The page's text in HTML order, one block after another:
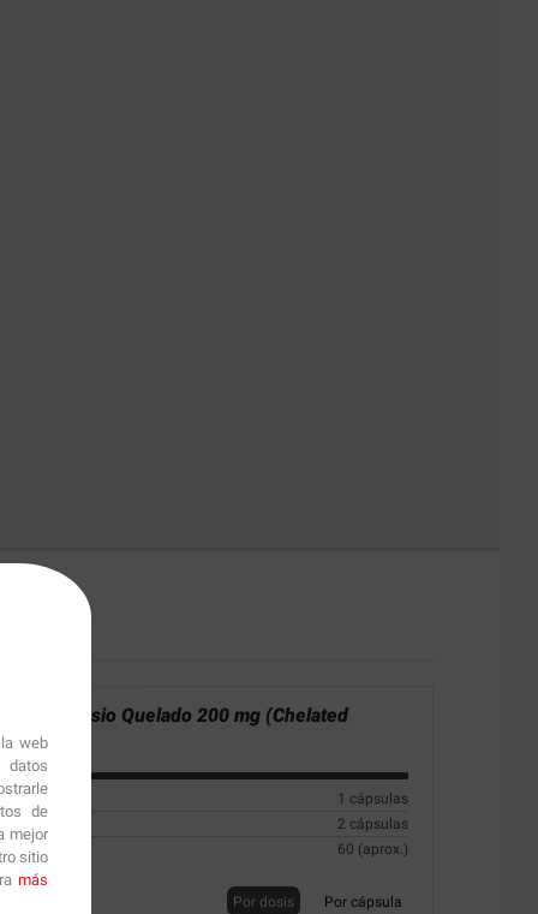
web
datos
de
mejor
sitio
más
Magnesio Quelado 200 mg (Chelated
60 caps.
1 cápsulas
2 cápsulas
60 (aprox.)
Por dosis Por cápsula